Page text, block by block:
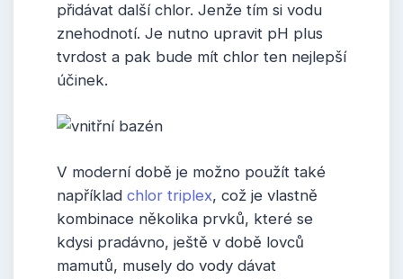
přidávat další chlor. Jenže tím si vodu
znehodnotí. Je nutno upravit pH plus
tvrdost a pak bude mít chlor ten nejlepší
účinek.
V moderní době je možno použít také
například chlor triplex, což je vlastně
kombinace několika prvků, které se
kdysi pradávno, ještě v době lovců
mamutů, musely do vody dávat